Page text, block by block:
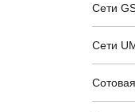
Сети
Сети